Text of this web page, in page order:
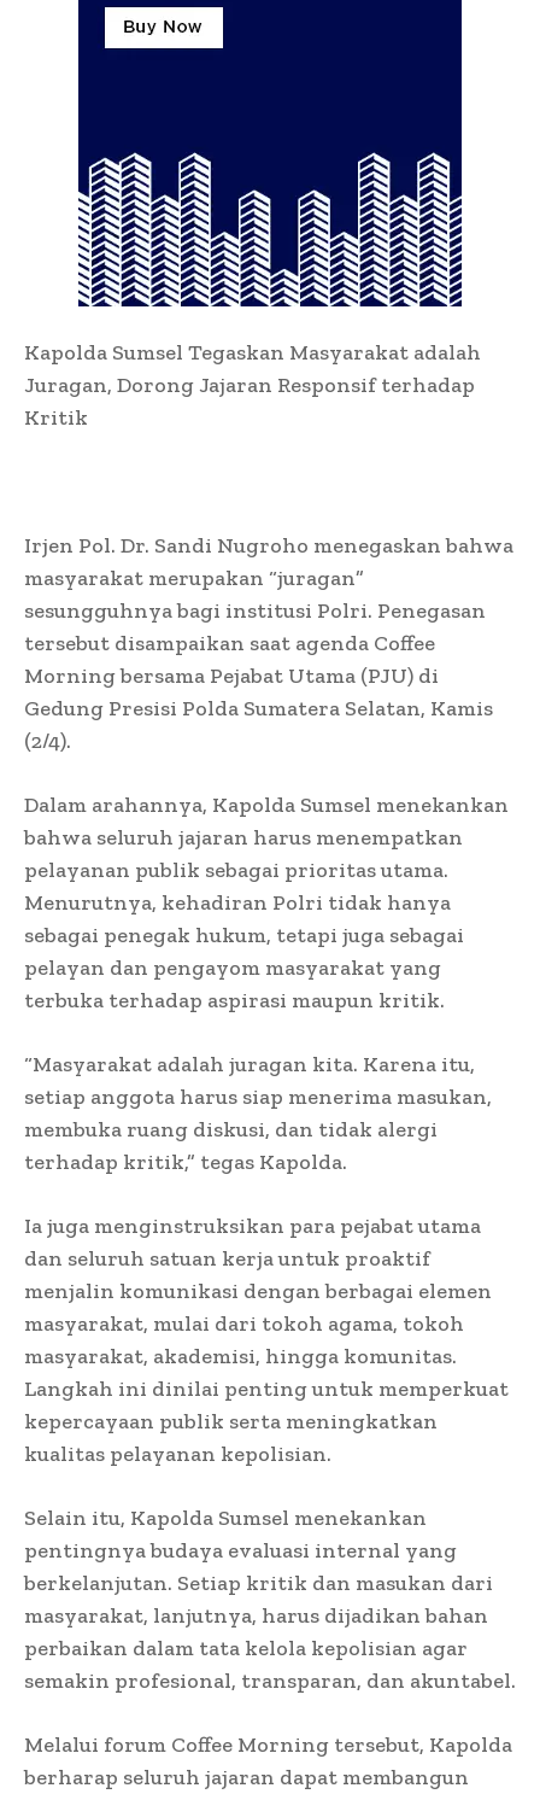
Kapolda Sumsel Tegaskan Masyarakat adalah
Juragan, Dorong Jajaran Responsif terhadap
Kritik
Irjen Pol. Dr. Sandi Nugroho menegaskan bahwa
masyarakat merupakan “juragan”
sesungguhnya bagi institusi Polri. Penegasan
tersebut disampaikan saat agenda Coffee
Morning bersama Pejabat Utama (PJU) di
Gedung Presisi Polda Sumatera Selatan, Kamis
(2/4).
Dalam arahannya, Kapolda Sumsel menekankan
bahwa seluruh jajaran harus menempatkan
pelayanan publik sebagai prioritas utama.
Menurutnya, kehadiran Polri tidak hanya
sebagai penegak hukum, tetapi juga sebagai
pelayan dan pengayom masyarakat yang
terbuka terhadap aspirasi maupun kritik.
“Masyarakat adalah juragan kita. Karena itu,
setiap anggota harus siap menerima masukan,
membuka ruang diskusi, dan tidak alergi
terhadap kritik,” tegas Kapolda.
Ia juga menginstruksikan para pejabat utama
dan seluruh satuan kerja untuk proaktif
menjalin komunikasi dengan berbagai elemen
masyarakat, mulai dari tokoh agama, tokoh
masyarakat, akademisi, hingga komunitas.
Langkah ini dinilai penting untuk memperkuat
kepercayaan publik serta meningkatkan
kualitas pelayanan kepolisian.
Selain itu, Kapolda Sumsel menekankan
pentingnya budaya evaluasi internal yang
berkelanjutan. Setiap kritik dan masukan dari
masyarakat, lanjutnya, harus dijadikan bahan
perbaikan dalam tata kelola kepolisian agar
semakin profesional, transparan, dan akuntabel.
Melalui forum Coffee Morning tersebut, Kapolda
berharap seluruh jajaran dapat membangun